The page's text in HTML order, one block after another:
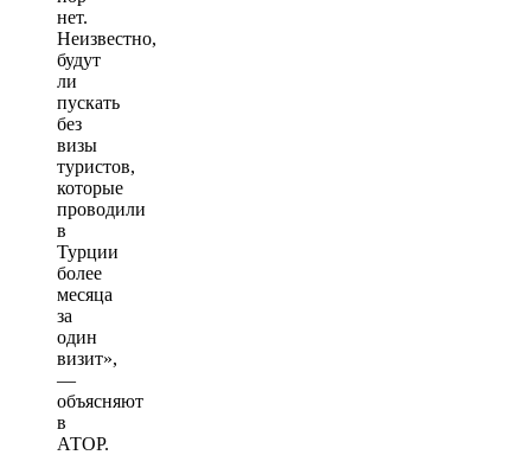
нет.
Неизвестно,
будут
ли
пускать
без
визы
туристов,
которые
проводили
в
Турции
более
месяца
за
один
визит»,
—
объясняют
в
АТОР.